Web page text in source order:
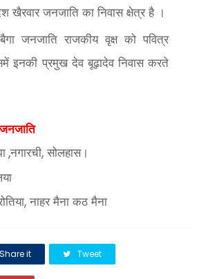
खैरवार जनजाति का निवास क्षेत्र है ।
जनजाति राजकीय वृक्ष को पवित्र
इनकी प्रमुख देव बूढ़ादेव निवास करते
,नगारची, सोलहास।
, नाहर मैना कठ मैना
Share it Tweet